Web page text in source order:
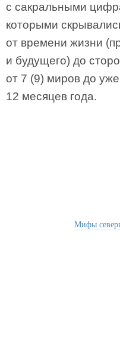
с сакральными
которыми
от времени жизни
и будущего) до
от 7 (9) миров до
12 месяцев года.
Мифы